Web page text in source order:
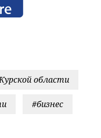
области
#бизнес